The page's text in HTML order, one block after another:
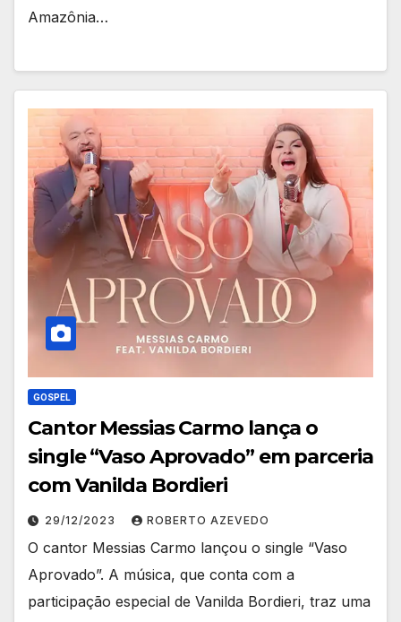
Amazônia…
GOSPEL
Cantor Messias Carmo lança o
single “Vaso Aprovado” em parceria
com Vanilda Bordieri
29/12/2023 ROBERTO AZEVEDO
O cantor Messias Carmo lançou o single “Vaso
Aprovado”. A música, que conta com a
participação especial de Vanilda Bordieri, traz uma